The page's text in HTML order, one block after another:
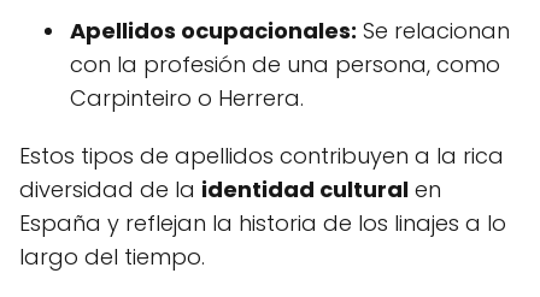
Apellidos ocupacionales: Se relacionan
con la profesión de una persona, como
Carpinteiro o Herrera.
Estos tipos de apellidos contribuyen a la rica
diversidad de la identidad cultural en
España y reflejan la historia de los linajes a lo
largo del tiempo.